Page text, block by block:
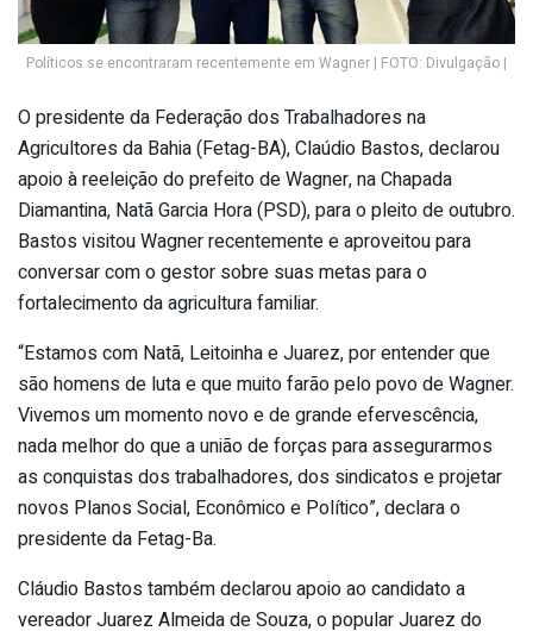
Políticos se encontraram recentemente em Wagner | FOTO: Divulgação |
O presidente da Federação dos Trabalhadores na
Agricultores da Bahia (Fetag-BA), Claúdio Bastos, declarou
apoio à reeleição do prefeito de Wagner, na Chapada
Diamantina, Natã Garcia Hora (PSD), para o pleito de outubro.
Bastos visitou Wagner recentemente e aproveitou para
conversar com o gestor sobre suas metas para o
fortalecimento da agricultura familiar.
“Estamos com Natã, Leitoinha e Juarez, por entender que
são homens de luta e que muito farão pelo povo de Wagner.
Vivemos um momento novo e de grande efervescência,
nada melhor do que a união de forças para assegurarmos
as conquistas dos trabalhadores, dos sindicatos e projetar
novos Planos Social, Econômico e Político”, declara o
presidente da Fetag-Ba.
Cláudio Bastos também declarou apoio ao candidato a
vereador Juarez Almeida de Souza, o popular Juarez do